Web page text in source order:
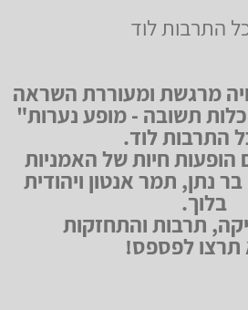
התרבות לוד
מרגשת ומעוררת השראה
תשובה - מופע נערות"
התרבות לוד.
חיות של האמניות
נתן, תמר אנטון ויהודית
בלוך.
תרבות והתחזקות
לפספס!